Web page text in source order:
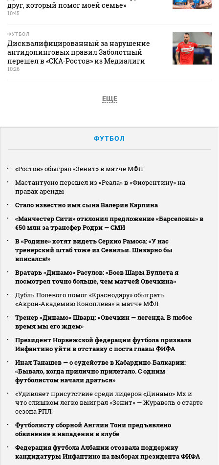
друг, который помог моей семье»
10:45
ФУТБОЛ
Дисквалифицированный за нарушение
антидопинговых правил Заболотный
перешел в «СКА‑Ростов» из Медиалиги
10:26
ЕЩЕ
ФУТБОЛ
«Ростов» обыграл «Зенит» в матче МФЛ
Мастантуоно перешел из «Реала» в «Фиорентину» на
правах аренды
Стало известно имя сына Валерия Карпина
«Манчестер Сити» отклонил предложение «Барселоны» в
€50 млн за трансфер Родри — СМИ
В «Родине» хотят видеть Серхио Рамоса: «У нас
тренерский штаб тоже из Севильи. Шикарно бы
вписался!»
Вратарь «Динамо» Расулов: «Боев Шары Буллета я
посмотрел точно больше, чем матчей Овечкина»
Дубль Полевого помог «Краснодару» обыграть
«Акрон‑Академию Коноплева» в матче МФЛ
Тренер «Динамо» Шварц: «Овечкин — легенда. В любое
время мы его ждем»
Президент Норвежской федерации футбола призвала
Инфантино уйти в отставку с поста главы ФИФА
Инал Танашев — о судействе в Кабардино‑Балкарии:
«Бывало, когда прилично прилетало. С одним
футболистом начали драться»
«Удивляет присутствие среди лидеров «Динамо» Мх и
что слишком легко выиграл «Зенит» — Журавель о старте
сезона РПЛ
Футболисту сборной Англии Тони предъявлено
обвинение в нападении в клубе
Федерация футбола Албании отозвала поддержку
кандидатуры Инфантино на выборах президента ФИФА